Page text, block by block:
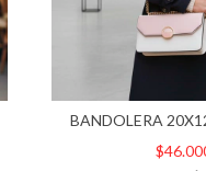
BANDOLERA